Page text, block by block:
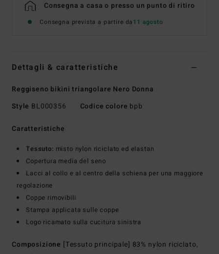
Consegna a casa o presso un punto di ritiro
Consegna prevista a partire da11 agosto
Dettagli & caratteristiche
Reggiseno bikini triangolare Nero Donna
Style BL000356 Codice colore bpb
Caratteristiche
Tessuto: misto nylon riciclato ed elastan
Copertura media del seno
Lacci al collo e al centro della schiena per una maggiore
regolazione
Coppe rimovibili
Stampa applicata sulle coppe
Logo ricamato sulla cucitura sinistra
Composizione [Tessuto principale] 83% nylon riciclato,